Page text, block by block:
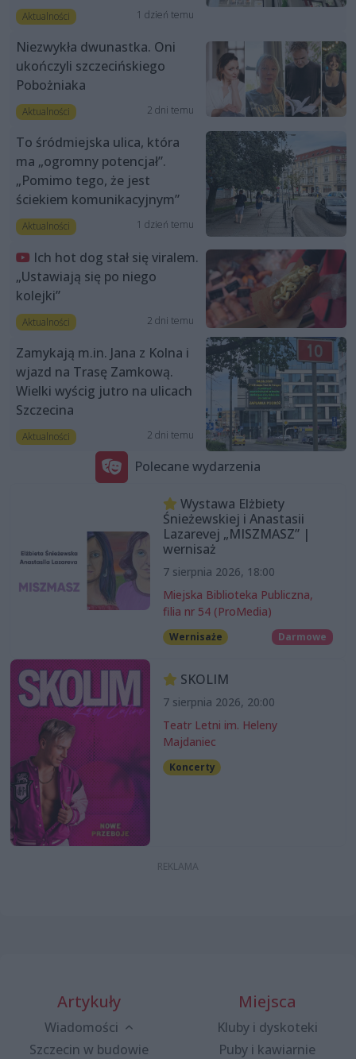
Aktualności 1 dzień temu
Niezwykła dwunastka. Oni
ukończyli szczecińskiego
Pobożniaka
Aktualności 2 dni temu
To śródmiejska ulica, która
ma „ogromny potencjał”.
„Pomimo tego, że jest
ściekiem komunikacyjnym”
Aktualności 1 dzień temu
Ich hot dog stał się viralem.
„Ustawiają się po niego
kolejki”
Aktualności 2 dni temu
Zamykają m.in. Jana z Kolna i
wjazd na Trasę Zamkową.
Wielki wyścig jutro na ulicach
Szczecina
Aktualności 2 dni temu
Polecane wydarzenia
Wystawa Elżbiety
Śnieżewskiej i Anastasii
Lazarevej „MISZMASZ” |
wernisaż
7 sierpnia 2026, 18:00
Miejska Biblioteka Publiczna,
filia nr 54 (ProMedia)
Wernisaże Darmowe
SKOLIM
7 sierpnia 2026, 20:00
Teatr Letni im. Heleny
Majdaniec
Koncerty
Artykuły
Wiadomości
Szczecin w budowie
Miejsca
Kluby i dyskoteki
Puby i kawiarnie